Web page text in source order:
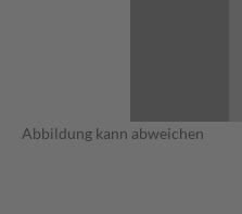
Abbildung kann abweichen